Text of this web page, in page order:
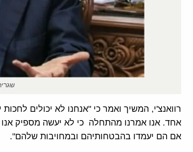
רוואנצ'י, המשיך ואמר כי "אנחנו לא יכולים
אחד. אנו אמרנו מהתחלה כי לא יעשה מספיק
אם הם יעמדו בהבטחותיהם ובמחויבות שלהם".